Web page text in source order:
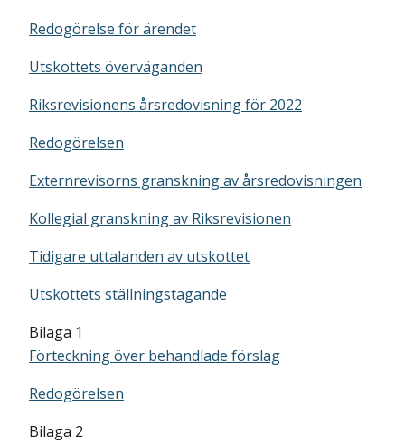
Redogörelse för ärendet
Utskottets överväganden
Riksrevisionens årsredovisning för 2022
Redogörelsen
Externrevisorns granskning av årsredovisningen
Kollegial granskning av Riksrevisionen
Tidigare uttalanden av utskottet
Utskottets ställningstagande
Bilaga 1
Förteckning över behandlade förslag
Redogörelsen
Bilaga 2